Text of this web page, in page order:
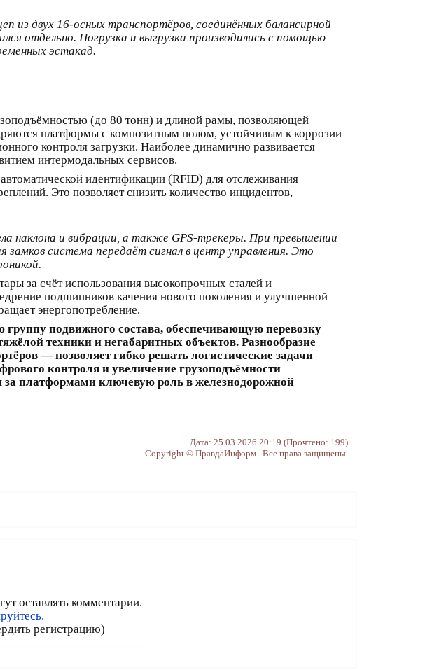
из двух 16-осных транспортёров, соединённых балансирной
отдельно. Погрузка и выгрузка производились с помощью
эстакад.
(до 80 тонн) и длиной рамы, позволяющей
платформы с композитным полом, устойчивым к коррозии
контроля загрузки. Наиболее динамично развивается
интермодальных сервисов.
идентификации (RFID) для отслеживания
Это позволяет снизить количество инцидентов,
наклона и вибрации, а также GPS-трекеры. При превышении
система передаёт сигнал в центр управления. Это
за счёт использования высокопрочных сталей и
подшипников качения нового поколения и улучшенной
энергопотребление.
подвижного состава, обеспечивающую перевозку
техники и негабаритных объектов. Разнообразие
— позволяет гибко решать логистические задачи
контроля и увеличение грузоподъёмности
за платформами ключевую роль в железнодорожной
Дата: 25.03.2026 20:19 (Прочтено: 199)
Copyright © ПравдаИнформ Все права защищены.
оставлять комментарии.
регистрацию)